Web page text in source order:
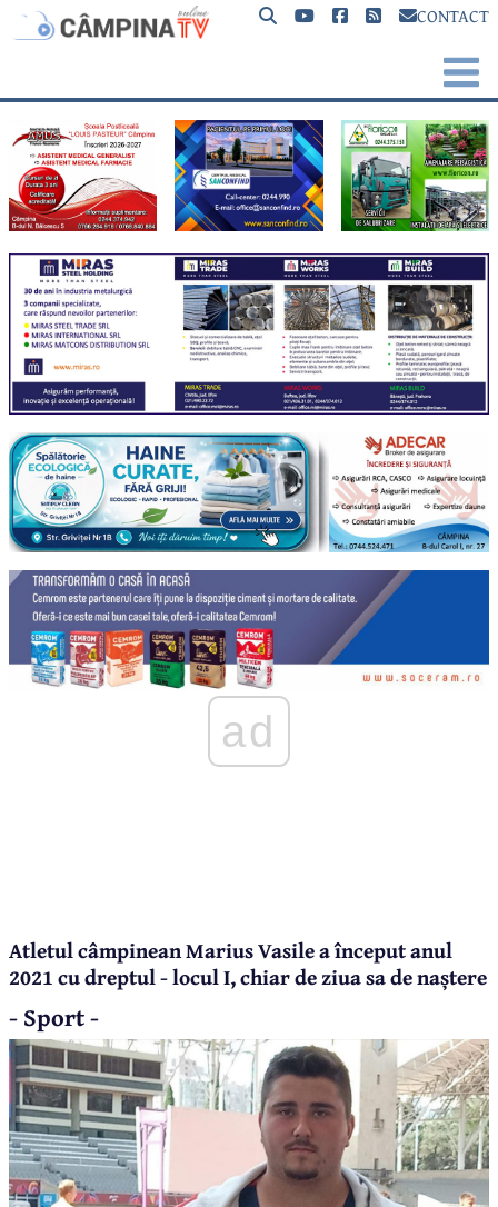
CONTACT
ad
Atletul câmpinean Marius Vasile a început anul
2021 cu dreptul - locul I, chiar de ziua sa de naștere
- Sport -